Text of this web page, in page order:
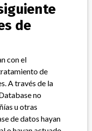
AS GE
de
con el
de
A través de la
no
u otras
de datos hayan